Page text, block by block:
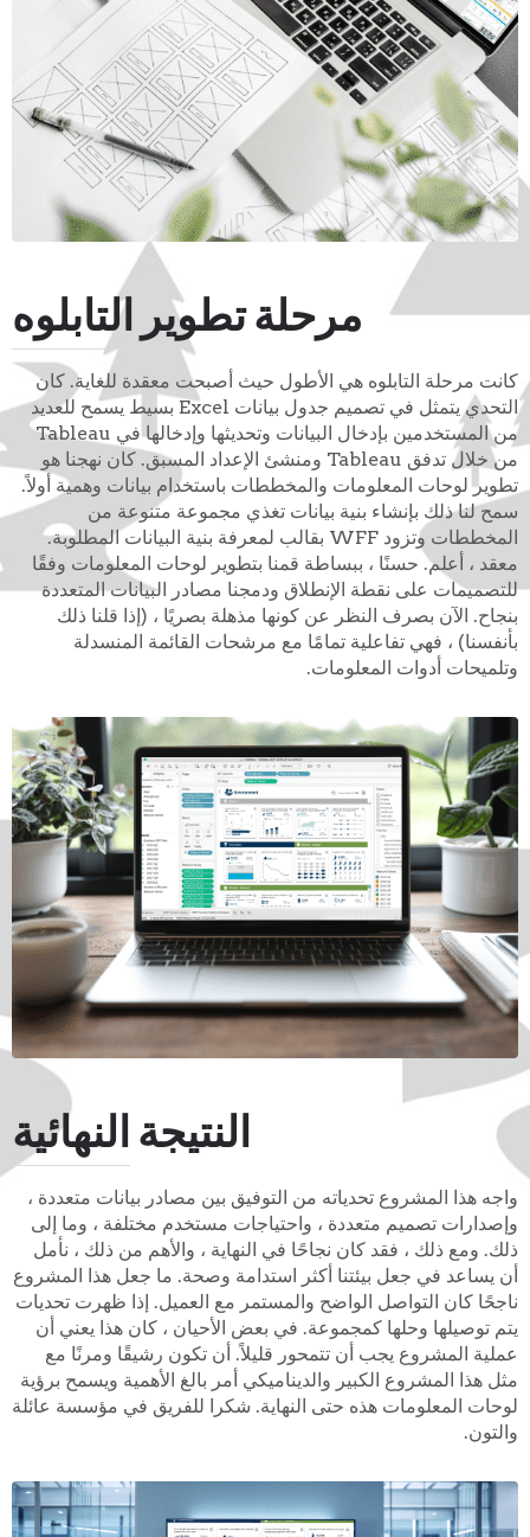
مرحلة تطوير التابلوه
كانت مرحلة التابلوه هي الأطول حيث أصبحت معقدة للغاية. كان
التحدي يتمثل في تصميم جدول بيانات Excel بسيط يسمح للعديد
من المستخدمين بإدخال البيانات وتحديثها وإدخالها في Tableau
من خلال تدفق Tableau ومنشئ الإعداد المسبق. كان نهجنا هو
تطوير لوحات المعلومات والمخططات باستخدام بيانات وهمية أولاً.
سمح لنا ذلك بإنشاء بنية بيانات تغذي مجموعة متنوعة من
المخططات وتزود WFF بقالب لمعرفة بنية البيانات المطلوبة.
معقد ، أعلم. حسنًا ، ببساطة قمنا بتطوير لوحات المعلومات وفقًا
للتصميمات على نقطة الإنطلاق ودمجنا مصادر البيانات المتعددة
بنجاح. الآن بصرف النظر عن كونها مذهلة بصريًا ، (إذا قلنا ذلك
بأنفسنا) ، فهي تفاعلية تمامًا مع مرشحات القائمة المنسدلة
وتلميحات أدوات المعلومات.
النتيجة النهائية
واجه هذا المشروع تحدياته من التوفيق بين مصادر بيانات متعددة ،
وإصدارات تصميم متعددة ، واحتياجات مستخدم مختلفة ، وما إلى
ذلك. ومع ذلك ، فقد كان نجاحًا في النهاية ، والأهم من ذلك ، نأمل
أن يساعد في جعل بيئتنا أكثر استدامة وصحة. ما جعل هذا المشروع
ناجحًا كان التواصل الواضح والمستمر مع العميل. إذا ظهرت تحديات
يتم توصيلها وحلها كمجموعة. في بعض الأحيان ، كان هذا يعني أن
عملية المشروع يجب أن تتمحور قليلاً. أن تكون رشيقًا ومرنًا مع
مثل هذا المشروع الكبير والديناميكي أمر بالغ الأهمية ويسمح برؤية
لوحات المعلومات هذه حتى النهاية. شكرا للفريق في مؤسسة عائلة
والتون.